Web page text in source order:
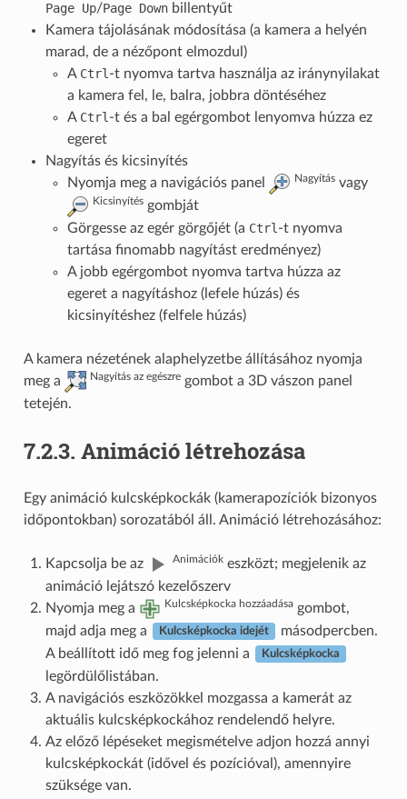
Page Up/Page Downbillentyűt
Kamera tájolásának módosítása (a kamera a helyén
marad, de a nézőpont elmozdul)
A Ctrl -t nyomva tartva használja az iránynyilakat
a kamera fel, le, balra, jobbra döntéséhez
A Ctrl -t és a bal egérgombot lenyomva húzza ez
egeret
Nagyítás és kicsinyítés
Nyomja meg a navigációs panel
Nagyításvagy
Kicsinyítésgombját
Görgesse az egér görgőjét (a Ctrl -t nyomva
tartása finomabb nagyítást eredményez)
A jobb egérgombot nyomva tartva húzza az
egeret a nagyításhoz (lefele húzás) és
kicsinyítéshez (felfele húzás)
A kamera nézetének alaphelyzetbe állításához nyomja
meg a
Nagyítás az egészregombot a 3D vászon panel
tetején.
7.2.3. Animáció létrehozása
Egy animáció kulcsképkockák (kamerapozíciók bizonyos
időpontokban) sorozatából áll. Animáció létrehozásához:
Kapcsolja be az Animációkeszközt; megjelenik az
animáció lejátszó kezelőszerv
Nyomja meg a
Kulcsképkocka hozzáadásagombot,
majd adja meg a
Kulcsképkocka idejét
másodpercben.
A beállított idő meg fog jelenni a
Kulcsképkocka
legördülőlistában.
A navigációs eszközökkel mozgassa a kamerát az
aktuális kulcsképkockához rendelendő helyre.
Az előző lépéseket megismételve adjon hozzá annyi
kulcsképkockát (idővel és pozícióval), amennyire
szüksége van.